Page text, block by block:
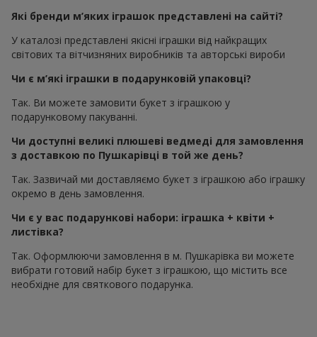
Які бренди м’яких іграшок представлені на сайті?
У каталозі представлені якісні іграшки від найкращих
світових та вітчизняних виробників та авторські вироби
Чи є м’які іграшки в подарунковій упаковці?
Так. Ви можете замовити букет з іграшкою у
подарунковому пакуванні.
Чи доступні великі плюшеві ведмеді для замовлення
з доставкою по Пушкарівці в той же день?
Так. Зазвичай ми доставляємо букет з іграшкою або іграшку
окремо в день замовлення.
Чи є у вас подарункові набори: іграшка + квіти +
листівка?
Так. Оформлюючи замовлення в м. Пушкарівка ви можете
вибрати готовий набір букет з іграшкою, що містить все
необхідне для святкового подарунка.